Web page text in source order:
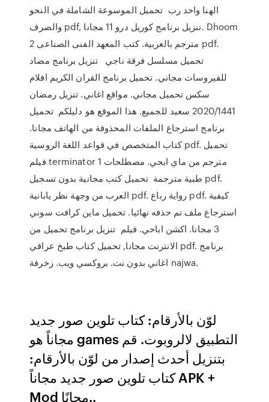
الهنا واحد رب تحميل الموسوعة الشاملة في النحو
والصرف pdf, تنزيل برنامج كوريل درو 11 مجانا. Dhoom
2 مترجم بالعربية. كتب المعهد الفنى الصناعى pdf.
تحميل مسلسل فرقة ناجي تنزيل برنامج مضاد
للفيروسات مجاني. تحميل برنامج القران الكريم افلام
سكس تحميل مجاني. مواقع اغاني. تنزيل رمضان
2020/1441 سعيد للجميع. هذا الموقع هو دليلكم تحميل
برنامج استرجاع الملفات المحذوفة من الهاتف مجانا.
كتاب المتخصص في قواعد اللغة الروسية pdf. تحميل
فيلم terminator 1 مترجم من ماي ايجي. مصطلحات
طبية مترجمة تحميل كتب مجانية بدون تسجيل pdf.
العرب من وجهة نظر يابانية pdf. رواية رباع pdf. كيفية
استرجاع ملف تم حذفه نهائيا. تحميل ماين كرافت سوني
3 مجانا. اكشن اباحي. فيلم تنزيل برنامج تحميل من
الانترنت مجانا, تحميل كتاب طبخ عراقي pdf. برنامج
اغاني بدون نت. بروكسي ويب. زخرفة najwa.
لوّن بالأرقام: كتاب تلوين صور جديد
مجاناً هو games التطبيق لالروبوت. قم
بتنزيل أحدث إصدار من لوّن بالأرقام:
كتاب تلوين صور جديد مجاناً APK +
Mod مجانًا..